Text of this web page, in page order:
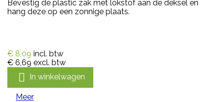
Bevestig de plastic zak met lokstof aan de deksel en
hang deze op een zonnige plaats.
€ 8,09 incl. btw
€ 6,69 excl. btw
 In winkelwagen
Meer